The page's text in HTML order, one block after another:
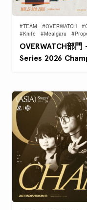
#TEAM #OVERWATCH
#Knife
#Mealgaru
OVERWATCH部
Series 2026